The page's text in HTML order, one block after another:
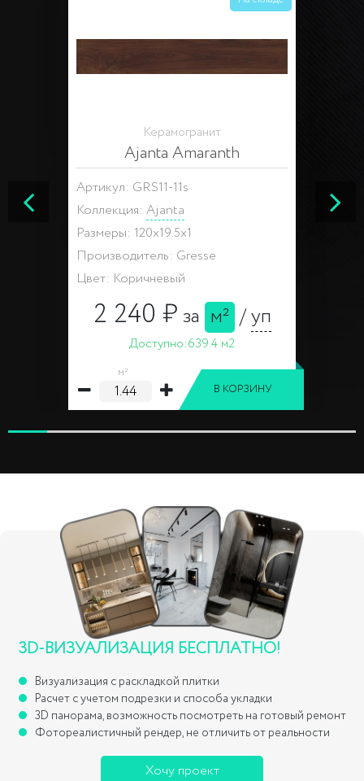
Керамогранит
Ajanta Amaranth
Артикул: GRS11-11s
Коллекция: Ajanta
Размеры: 120x19.5x1
Производитель: Gresse
Цвет: Коричневый
2 240 ₽за м² /уп
Доступно:639.4 м2
м²
В КОРЗИНУ
3D-ВИЗУАЛИЗАЦИЯ БЕСПЛАТНО!
Визуализация с раскладкой плитки
Расчет с учетом подрезки и способа укладки
3D панорама, возможность посмотреть на готовый ремонт
Фотореалистичный рендер, не отличить от реальности
Хочу проект